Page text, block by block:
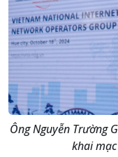
Ông Nguyễn Trường
khai